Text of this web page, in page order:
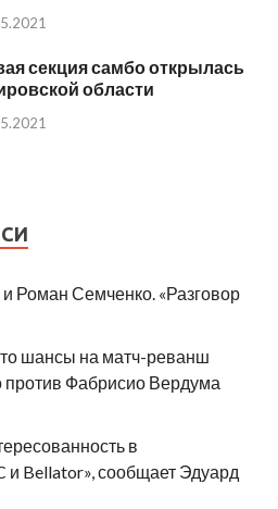
секция самбо открылась
области
Роман Семченко. «Разговор
шансы на матч-реванш
Фабрисио Вердума
в
и Bellator», сообщает Эдуард